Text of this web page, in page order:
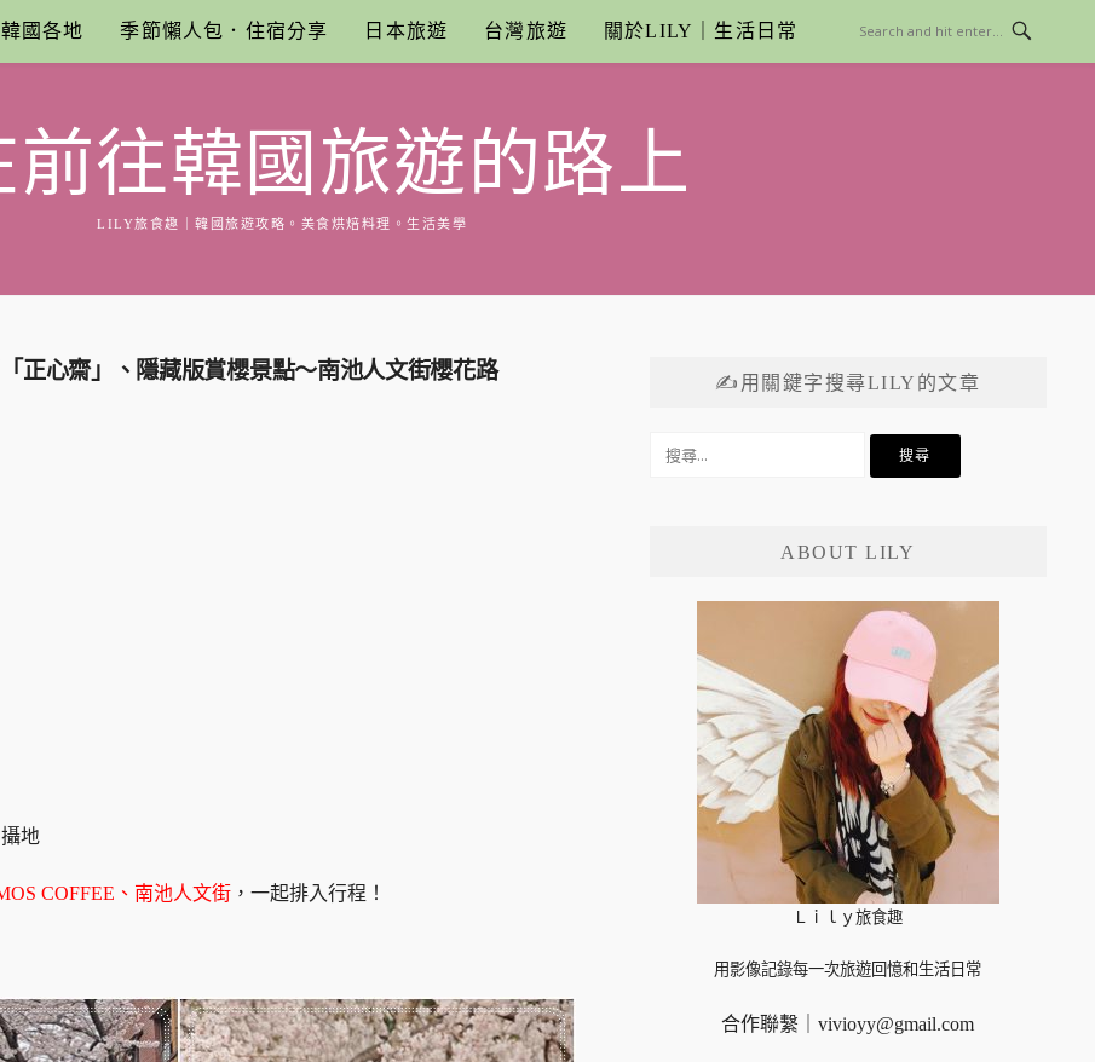
韓國各地 季節懶人包．住宿分享 日本旅遊 台灣旅遊 關於LILY｜生活日常
前往韓國旅遊的路上
LILY旅食趣｜韓國旅遊攻略。美食烘焙料理。生活美學
正心齋」、隱藏版賞櫻景點～南池人文街櫻花路
地
COFFEE、南池人文街 ，一起排入行程！
✍用關鍵字搜尋LILY的文章
ABOUT LILY
Ｌｉｌｙ旅食趣
用影像記錄每一次旅遊回憶和生活日常
合作聯繫｜vivioyy@gmail.com